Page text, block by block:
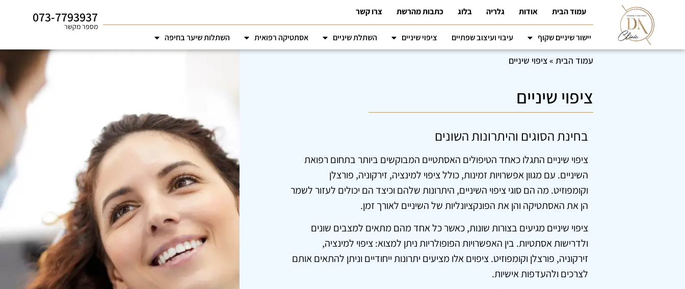
עמוד הבית אודות גלריה בלוג כתבות מהרשת צרו קשר
יישור שיניים שקוף עיבוי ועיצוב שפתיים ציפוי שיניים השתלת שיניים אסתטיקה רפואית השתלות שיער בחיפה
073-7793937
מספר מקשר
עמוד הבית »ציפוי שיניים
ציפוי שיניים
בחינת הסוגים והיתרונות השונים
ציפוי שיניים התגלו כאחד הטיפולים האסתטיים המבוקשים ביותר בתחום רפואת
השיניים. עם מגוון אפשרויות זמינות, כולל ציפוי למינציה, זירקוניה, פורצלן
וקומפוזיט. מה הם סוגי ציפוי השיניים, היתרונות שלהם וכיצד הם יכולים לעזור לשמר
הן את האסתטיקה והן את הפונקציונליות של השיניים לאורך זמן.
ציפוי שיניים מגיעים בצורות שונות, כאשר כל אחד מהם מתאים למצבים שונים
ולדרישות אסתטיות. בין האפשרויות הפופולריות ניתן למצוא: ציפוי למינציה,
זירקוניה, פורצלן וקומפוזיט. ציפוים אלו מציעים יתרונות ייחודיים וניתן להתאים אותם
לצרכים ולהעדפות אישיות.